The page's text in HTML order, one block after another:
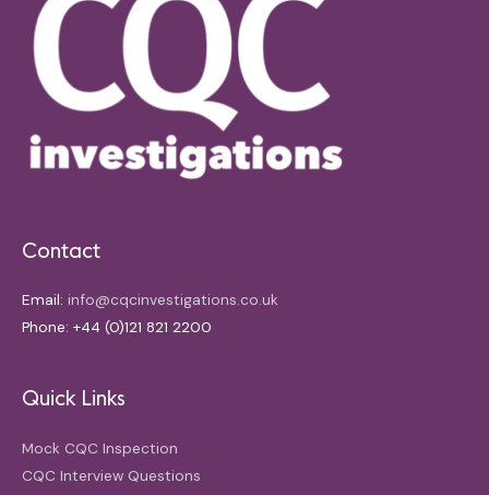
Contact
Email: info@cqcinvestigations.co.uk
Phone: +44 (0)121 821 2200
Quick Links
Mock CQC Inspection
CQC Interview Questions